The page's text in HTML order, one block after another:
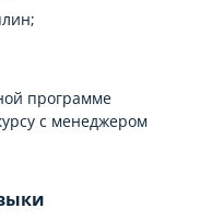
программе
с менеджером